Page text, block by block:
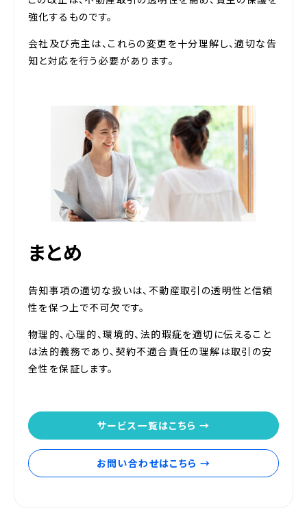
強化するものです。
会社及び売主は、これらの変更を十分理解し、適切な告
知と対応を行う必要があります。
まとめ
告知事項の適切な扱いは、不動産取引の透明性と信頼
性を保つ上で不可欠です。
物理的、心理的、環境的、法的瑕疵を適切に伝えること
は法的義務であり、契約不適合責任の理解は取引の安
全性を保証します。
サービス一覧はこちら →
お問い合わせはこちら →